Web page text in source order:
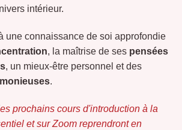
intérieur.
une connaissance de soi approfondie
, la maîtrise de ses pensées
, un mieux-être personnel et des
.
prochains cours d'introduction à la
et sur Zoom reprendront en